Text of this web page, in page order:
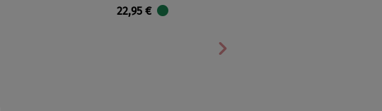
22,95 €
Nächste